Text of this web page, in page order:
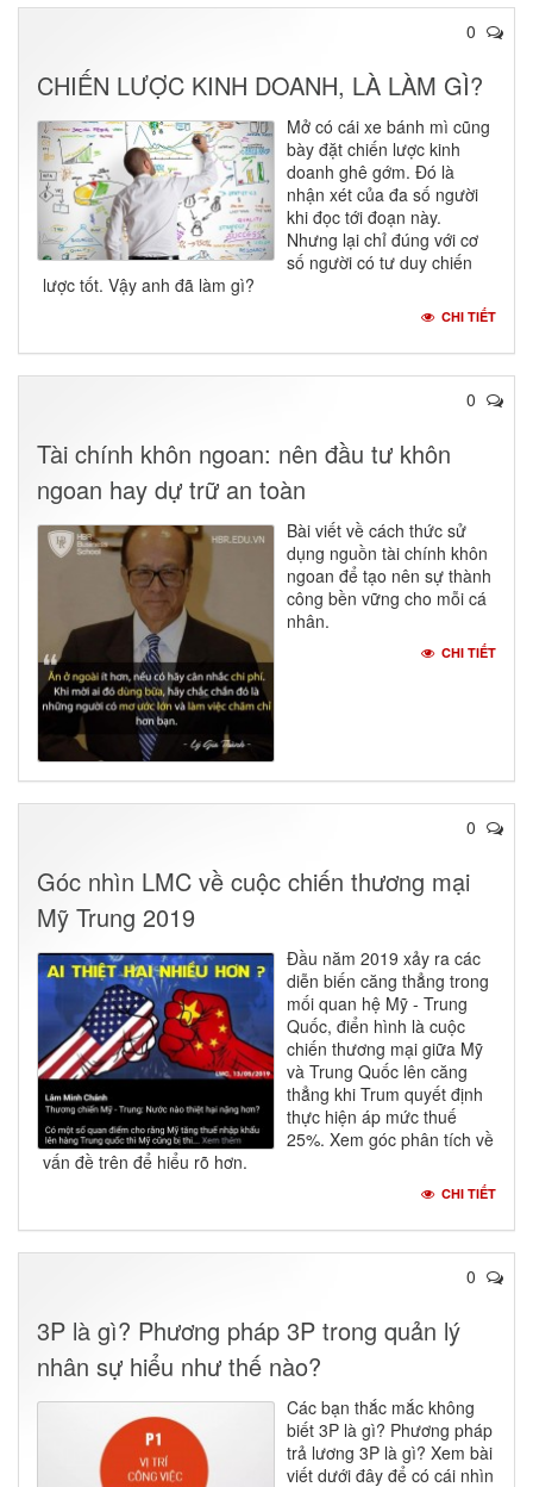
0
CHIẾN LƯỢC KINH DOANH, LÀ LÀM GÌ?
​Mở có cái xe bánh mì cũng
bày đặt chiến lược kinh
doanh ghê gớm. Đó là
nhận xét của đa số người
khi đọc tới đoạn này.
Nhưng lại chỉ đúng với cơ
số người có tư duy chiến
lược tốt. Vậy anh đã làm gì?
CHI TIẾT
0
Tài chính khôn ngoan: nên đầu tư khôn
ngoan hay dự trữ an toàn
Bài viết về cách thức sử
dụng nguồn tài chính khôn
ngoan để tạo nên sự thành
công bền vững cho mỗi cá
nhân.
CHI TIẾT
0
Góc nhìn LMC về cuộc chiến thương mại
Mỹ Trung 2019
Đầu năm 2019 xảy ra các
diễn biến căng thẳng trong
mối quan hệ Mỹ - Trung
Quốc, điển hình là cuộc
chiến thương mại giữa Mỹ
và Trung Quốc lên căng
thẳng khi Trum quyết định
thực hiện áp mức thuế
25%. Xem góc phân tích về
vấn đề trên để hiểu rõ hơn.
CHI TIẾT
0
3P là gì? Phương pháp 3P trong quản lý
nhân sự hiểu như thế nào?
Các bạn thắc mắc không
biết 3P là gì? Phương pháp
trả lương 3P là gì? Xem bài
viết dưới đây để có cái nhìn